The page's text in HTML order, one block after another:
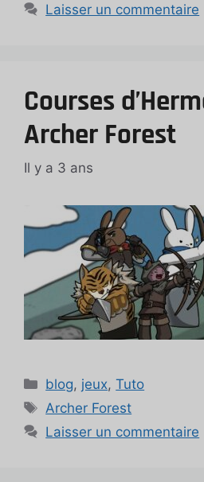
Laisser un commentaire
Courses
Archer Forest
Il y a 3 ans
Catégories
blog, jeux,Tuto
Étiquettes
Archer Forest
Laisser un commentaire